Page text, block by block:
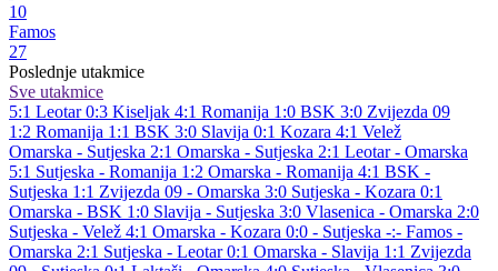
10
Famos
27
Poslednje utakmice
Sve utakmice
5:1 Leotar 0:3 Kiseljak 4:1 Romanija 1:0 BSK 3:0 Zvijezda 09
1:2 Romanija 1:1 BSK 3:0 Slavija 0:1 Kozara 4:1 Velež
Omarska - Sutjeska 2:1 Omarska - Sutjeska 2:1 Leotar - Omarska
5:1 Sutjeska - Romanija 1:2 Omarska - Romanija 4:1 BSK -
Sutjeska 1:1 Zvijezda 09 - Omarska 3:0 Sutjeska - Kozara 0:1
Omarska - BSK 1:0 Slavija - Sutjeska 3:0 Vlasenica - Omarska 2:0
Sutjeska - Velež 4:1 Omarska - Kozara 0:0 - Sutjeska -:- Famos -
Omarska 2:1 Sutjeska - Leotar 0:1 Omarska - Slavija 1:1 Zvijezda